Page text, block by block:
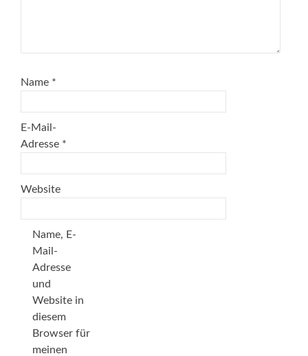
Name *
E-Mail-
Adresse *
Website
Name, E-
Mail-
Adresse
und
Website in
diesem
Browser für
meinen